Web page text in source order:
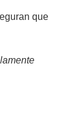
que